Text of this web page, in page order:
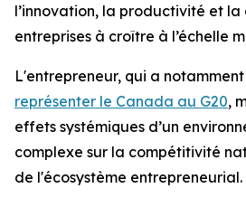
l’innovation, la productivité et
entreprises à croître à l’échelle
L'entrepreneur, qui a
représenter le Canada au G20,
effets systémiques d’un
complexe sur la compétitivité
de l'écosystème entrepreneurial.